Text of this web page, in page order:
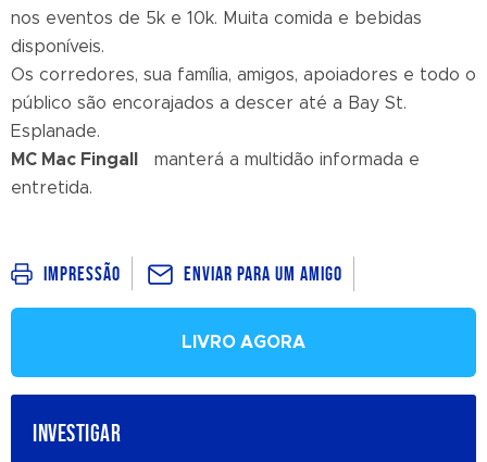
nos eventos de 5k e 10k. Muita comida e bebidas
disponíveis.
Os corredores, sua família, amigos, apoiadores e todo o
público são encorajados a descer até a Bay St.
Esplanade.
MC Mac Fingall
manterá a multidão informada e
entretida.
Impressão Enviar para um amigo
LIVRO AGORA
INVESTIGAR